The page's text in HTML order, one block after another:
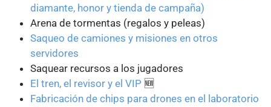
diamante, honor y tienda de campaña)
Arena de tormentas (regalos y peleas)
Saqueo de camiones y misiones en otros
servidores
Saquear recursos a los jugadores
El tren, el revisor y el VIP 🆕
Fabricación de chips para drones en el laboratorio